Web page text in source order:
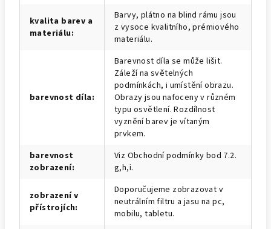
kvalita barev a
materiálu:
Barvy, plátno na blind rámu jsou
z vysoce kvalitního, prémiového
materiálu.
barevnost díla:
Barevnost díla se může lišit.
Záleží na světelných
podmínkách, i umístění obrazu.
Obrazy jsou nafoceny v různém
typu osvětlení. Rozdílnost
vyznění barev je vítaným
prvkem.
barevnost
zobrazení:
Viz Obchodní podmínky bod 7.2.
g,h,i.
zobrazení v
přístrojích:
Doporučujeme zobrazovat v
neutrálním filtru a jasu na pc,
mobilu, tabletu.